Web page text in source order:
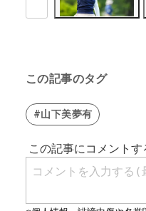
この記事のタグ
#山下美夢有